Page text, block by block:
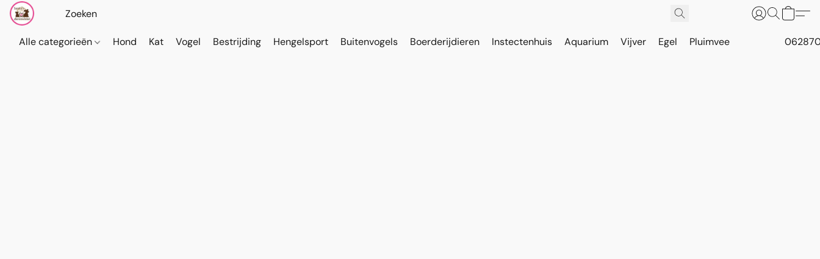
Alle categorieën Hond Kat Vogel Bestrijding Hengelsport Buitenvogels Boerderijdieren Instectenhuis Aquarium Vijver Egel Pluimvee